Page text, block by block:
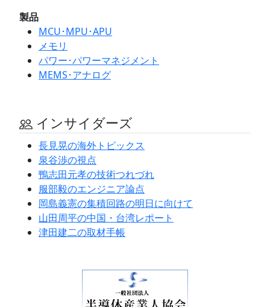
製品
MCU･MPU･APU
メモリ
パワー･パワーマネジメント
MEMS･アナログ
インサイダーズ
長見晃の海外トピックス
泉谷渉の視点
鴨志田元孝の技術つれづれ
服部毅のエンジニア論点
岡島義憲の集積回路の明日に向けて
山田周平の中国・台湾レポート
津田建二の取材手帳